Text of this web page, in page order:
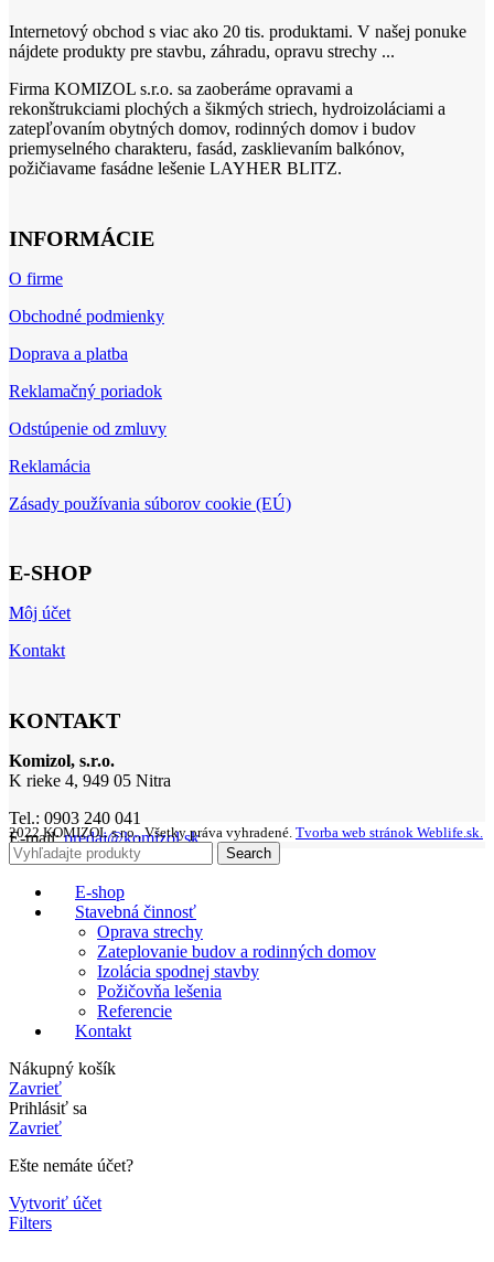
Internetový obchod s viac ako 20 tis. produktami. V našej ponuke
nájdete produkty pre stavbu, záhradu, opravu strechy ...
Firma KOMIZOL s.r.o. sa zaoberáme opravami a
rekonštrukciami plochých a šikmých striech, hydroizoláciami a
zatepľovaním obytných domov, rodinných domov i budov
priemyselného charakteru, fasád, zasklievaním balkónov,
požičiavame fasádne lešenie LAYHER BLITZ.
INFORMÁCIE
O firme
Obchodné podmienky
Doprava a platba
Reklamačný poriadok
Odstúpenie od zmluvy
Reklamácia
Zásady používania súborov cookie (EÚ)
E-SHOP
Môj účet
Kontakt
KONTAKT
Komizol, s.r.o.
K rieke 4, 949 05 Nitra
Tel.: 0903 240 041
E-mail:predaj@komizol.sk
2022 KOMIZOL s.r.o., Všetky práva vyhradené. Tvorba web stránok Weblife.sk.
Search
E-shop
Stavebná činnosť
Oprava strechy
Zateplovanie budov a rodinných domov
Izolácia spodnej stavby
Požičovňa lešenia
Referencie
Kontakt
Nákupný košík
Zavrieť
Prihlásiť sa
Zavrieť
Ešte nemáte účet?
Vytvoriť účet
Filters